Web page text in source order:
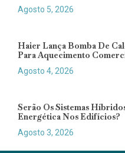
Agosto 5, 2026
Haier Lança Bomba De
Para Aquecimento
Agosto 4, 2026
Serão Os Sistemas
Energética Nos Edifícios?
Agosto 3, 2026